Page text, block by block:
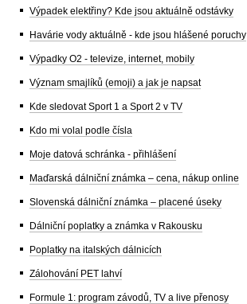
Výpadek elektřiny? Kde jsou aktuálně odstávky
Havárie vody aktuálně - kde jsou hlášené poruchy
Výpadky O2 - televize, internet, mobily
Význam smajlíků (emoji) a jak je napsat
Kde sledovat Sport 1 a Sport 2 v TV
Kdo mi volal podle čísla
Moje datová schránka - přihlášení
Maďarská dálniční známka – cena, nákup online
Slovenská dálniční známka – placené úseky
Dálniční poplatky a známka v Rakousku
Poplatky na italských dálnicích
Zálohování PET lahví
Formule 1: program závodů, TV a live přenosy